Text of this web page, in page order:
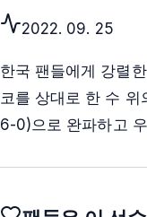
2022. 09. 25
한국 팬들에게 강렬
코를 상대로 한 수
6-0)으로 완파하고